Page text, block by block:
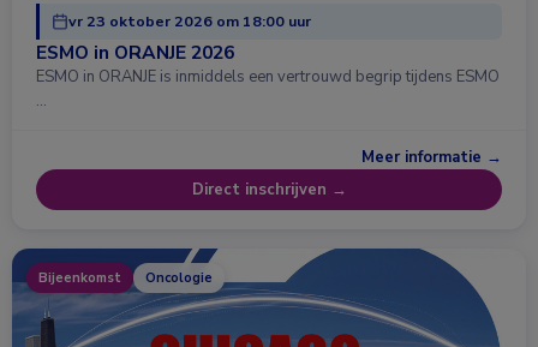
vr 23 oktober 2026 om 18:00 uur
ESMO in ORANJE 2026
ESMO in ORANJE is inmiddels een vertrouwd begrip tijdens ESMO
…
Meer informatie →
Direct inschrijven →
Bijeenkomst Oncologie